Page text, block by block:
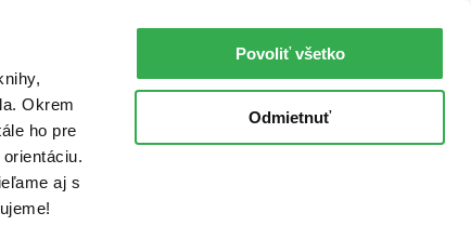
Okrem
ho pre
aj s
Povoliť všetko
Odmietnuť